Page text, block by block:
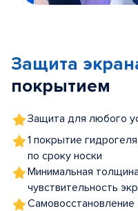
5
Защита
покрытием
Защита для любого
1 покрытие
по сроку носки
Минимальная
чувствительность